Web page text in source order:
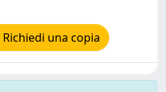
Richiedi una copia